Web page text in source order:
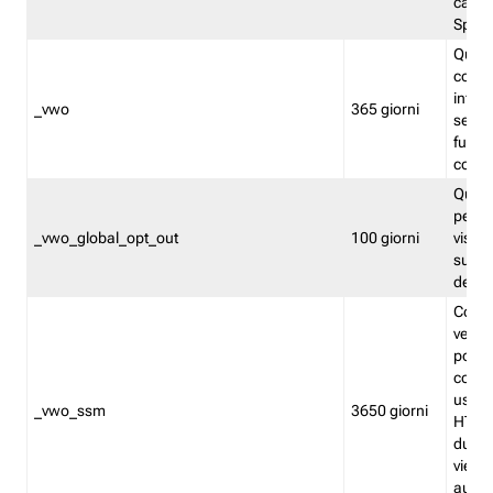
Split
_vwo 365 giorni
_vwo_global_opt_out 100 giorni
su
_vwo_ssm 3650 giorni
viene